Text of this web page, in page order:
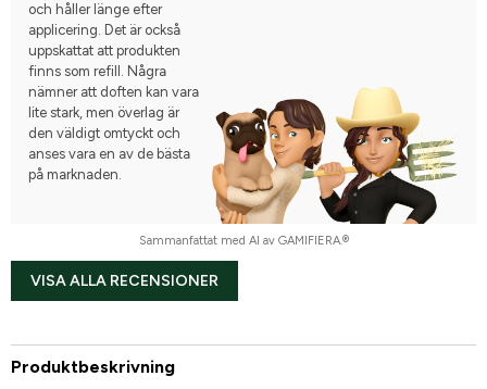
och håller länge efter
applicering. Det är också
uppskattat att produkten
finns som refill. Några
nämner att doften kan vara
lite stark, men överlag är
den väldigt omtyckt och
anses vara en av de bästa
på marknaden.
Sammanfattat med AI av GAMIFIERA.®
VISA ALLA RECENSIONER
Produktbeskrivning